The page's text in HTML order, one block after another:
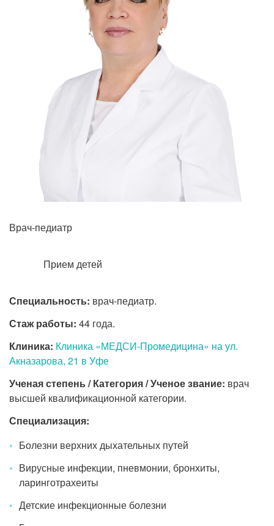
Рентгенология
Врач-педиатр
Прием детей
Специальность: врач-педиатр.
Стаж работы: 44 года.
Клиника: Клиника «МЕДСИ-Промедицина» на ул.
Акназарова, 21 в Уфе
Ученая степень / Категория / Ученое звание: врач
высшей квалификационной категории.
Специализация:
Болезни верхних дыхательных путей
Вирусные инфекции, пневмонии, бронхиты,
ларинготрахеиты
Детские инфекционные болезни